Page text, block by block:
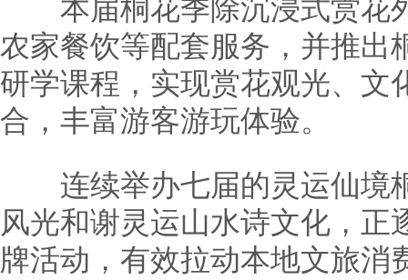
本届桐花季除沉浸式赏花
农家餐饮等配套服务，并推出
研学课程，实现赏花观光、文
合，丰富游客游玩体验。
连续举办七届的灵运仙境
风光和谢灵运山水诗文化，正
牌活动，有效拉动本地文旅消